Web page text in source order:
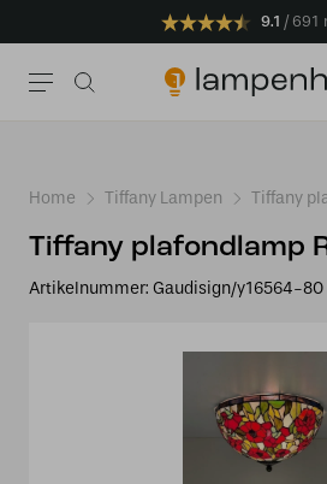
9.1 691
Home Tiffany Lampen Tiffany
Tiffany plafondlamp
Artikelnummer: Gaudisign/y16564-80